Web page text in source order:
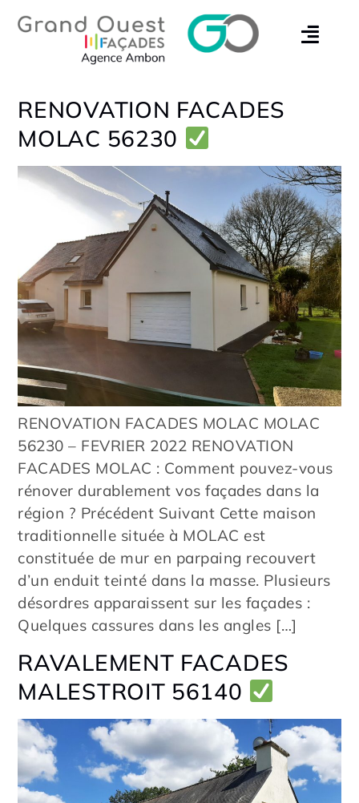
RENOVATION FACADES
MOLAC 56230
RENOVATION FACADES MOLAC MOLAC
56230 – FEVRIER 2022 RENOVATION
FACADES MOLAC : Comment pouvez-vous
rénover durablement vos façades dans la
région ? Précédent Suivant Cette maison
traditionnelle située à MOLAC est
constituée de mur en parpaing recouvert
d’un enduit teinté dans la masse. Plusieurs
désordres apparaissent sur les façades :
Quelques cassures dans les angles […]
RAVALEMENT FACADES
MALESTROIT 56140